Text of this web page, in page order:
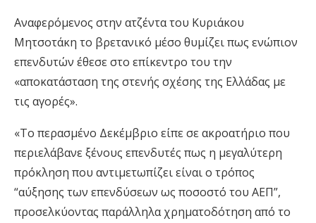
Αναφερόμενος στην ατζέντα του Κυριάκου
Μητσοτάκη το βρετανικό μέσο θυμίζει πως ενώπιον
επενδυτών έθεσε στο επίκεντρο του την
«αποκατάσταση της στενής σχέσης της Ελλάδας με
τις αγορές».
«Το περασμένο Δεκέμβριο είπε σε ακροατήριο που
περιελάβανε ξένους επενδυτές πως η μεγαλύτερη
πρόκληση που αντιμετωπίζει είναι ο τρόπος
“αύξησης των επενδύσεων ως ποσοστό του ΑΕΠ”,
προσελκύοντας παράλληλα χρηματοδότηση από το